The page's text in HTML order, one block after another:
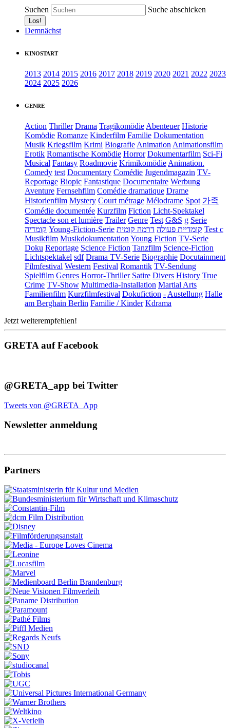
Suchen Suche abschicken
Demnächst
KINOSTART
2013 2014 2015 2016 2017 2018 2019 2020 2021 2022 2023
2024 2025 2026
GENRE
Action Thriller Drama Tragikomödie Abenteuer Historie
Komödie Romanze Kinderfilm Familie Dokumentation
Musik Kriegsfilm Krimi Biografie Animation Animationsfilm
Erotik Romantische Komödie Horror Dokumentarfilm Sci-Fi
Musical Fantasy Roadmovie Krimikomödie Animation.
Comedy test Documentary Comédie Jugendmagazin TV-
Reportage Biopic Fantastique Documentaire Werbung
Aventure Fernsehfilm Comédie dramatique Drame
Historienfilm Mystery Court métrage Mélodrame Spot 가족
Comédie documentée Kurzfilm Fiction Licht-Spektakel
Spectacle son et lumière Trailer Genre Test G&S g Serie
קומדיה Young-Fiction-Serie קומדיית פעולה דרמה קומית
Test c
Musikfilm Musikdokumentation Young Fiction TV-Serie
Doku Reportage Science Fiction Tanzfilm Science-Fiction
Lichtspektakel sdf Drama TV-Serie Biographie Docutainment
Filmfestival Western Festival Romantik TV-Sendung
Spielfilm Genres Horror-Thriller Satire Divers History True
Crime TV-Show Multimedia-Installation Martial Arts
Familienfilm Kurzfilmfestival Dokufiction - Austellung Halle
am Berghain Berlin Familie / Kinder Kdrama
Jetzt weiterempfehlen!
GRETA auf Facebook
@GRETA_app bei Twitter
Tweets von @GRETA_App
Newsletter anmeldung
Partners